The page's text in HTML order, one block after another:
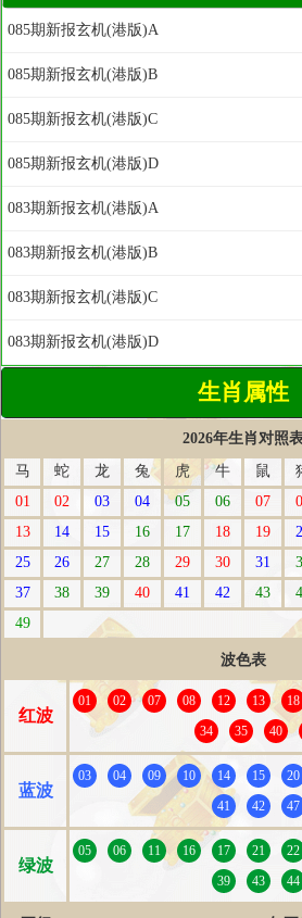
085期新报玄机(港版)A
085期新报玄机(港版)B
085期新报玄机(港版)C
085期新报玄机(港版)D
083期新报玄机(港版)A
083期新报玄机(港版)B
083期新报玄机(港版)C
083期新报玄机(港版)D
生肖属性
2026年生肖对照
马
蛇 龙 兔 虎 牛 鼠
01
02 03 04 05 06 07
13
14 15 16 17 18 19
25
26 27 28 29 30 31
37
38 39 40 41 42 43
49
波色表
红波
01 02 07 08 12 13 18
34
35 40
蓝波
03 04 09 10 14 15 20
41
42 47
绿波
05 06 11 16 17 21 22
39
43 44